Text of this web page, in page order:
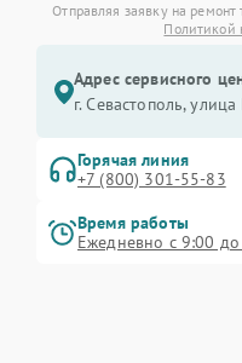
Отправляя заявку на
Политикой
Адрес сервисного
г. Севастополь,
Горячая линия
+7 (800) 301-55-83
Время работы
Ежедневно с 9:00